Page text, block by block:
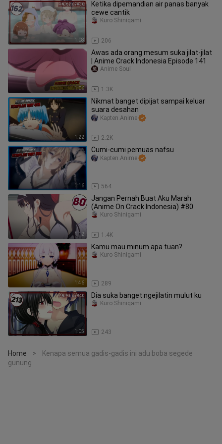
1:08
Ketika dipemandian air panas banyak
cewe cantik
206
Kuro Shinigami
1:06
Awas ada orang mesum suka jilat-jilat
| Anime Crack Indonesia Episode 141
1.3K
Anime Soul
1:22
Nikmat banget dipijat sampai keluar
suara desahan
2.2K
Kapten.Anime
1:16
Cumi-cumi pemuas nafsu
564
Kapten.Anime
1:12
Jangan Pernah Buat Aku Marah
(Anime On Crack Indonesia) #80
1.4K
Kuro Shinigami
1:46
Kamu mau minum apa tuan?
289
Kuro Shinigami
1:05
Dia suka banget ngejilatin mulut ku
243
Kuro Shinigami
Home >
Kenapa semua gadis-gadis ini adu boba segede
gunung